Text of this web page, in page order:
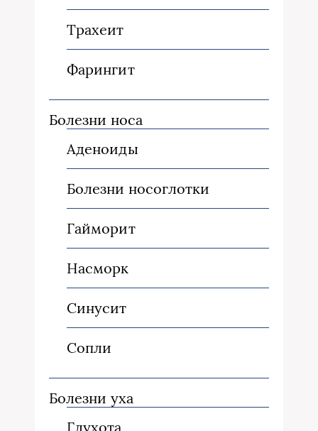
Трахеит
Фарингит
Болезни носа
Аденоиды
Болезни носоглотки
Гайморит
Насморк
Синусит
Сопли
Болезни уха
Глухота